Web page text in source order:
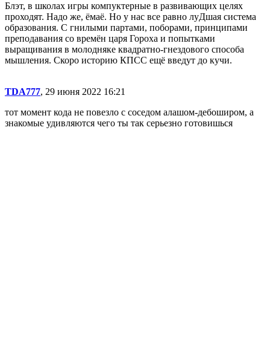
Блэт, в школах игры компуктерные в развивающих целях
проходят. Надо же, ёмаё. Но у нас все равно луДшая система
образования. С гнилыми партами, поборами, принципами
преподавания со времён царя Гороха и попытками
выращивания в молодняке квадратно-гнездового способа
мышления. Скоро историю КПСС ещё введут до кучи.
TDA777, 29 июня 2022 16:21
тот момент кода не повезло с соседом алашом-дебоширом, а
знакомые удивляются чего ты так серьезно готовишься